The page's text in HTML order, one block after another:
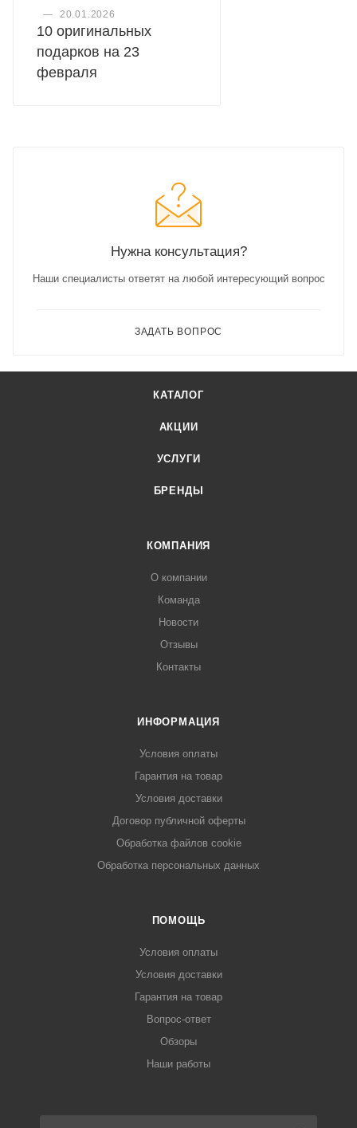
— 20.01.2026
10 оригинальных
подарков на 23
февраля
Нужна консультация?
Наши специалисты ответят на любой интересующий вопрос
ЗАДАТЬ ВОПРОС
КАТАЛОГ
АКЦИИ
УСЛУГИ
БРЕНДЫ
КОМПАНИЯ
О компании
Команда
Новости
Отзывы
Контакты
ИНФОРМАЦИЯ
Условия оплаты
Гарантия на товар
Условия доставки
Договор публичной оферты
Обработка файлов cookie
Обработка персональных данных
ПОМОЩЬ
Условия оплаты
Условия доставки
Гарантия на товар
Вопрос-ответ
Обзоры
Наши работы